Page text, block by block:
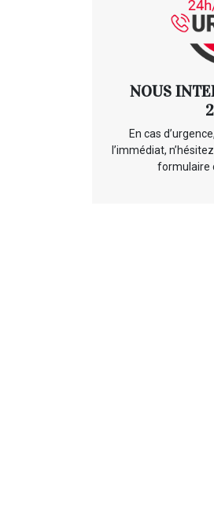
NOUS
En cas
l’immédiat,
formulaire